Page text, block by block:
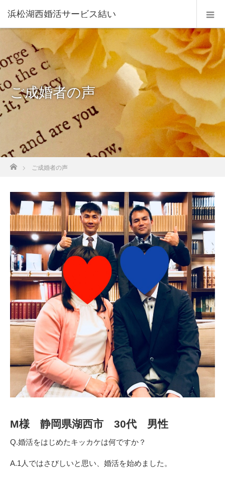
浜松湖西婚活サービス結い
ご成婚者の声
ご成婚者の声
M様 静岡県湖西市 30代 男性
Q.婚活をはじめたキッカケは何ですか？
A.1人ではさびしいと思い、婚活を始めました。